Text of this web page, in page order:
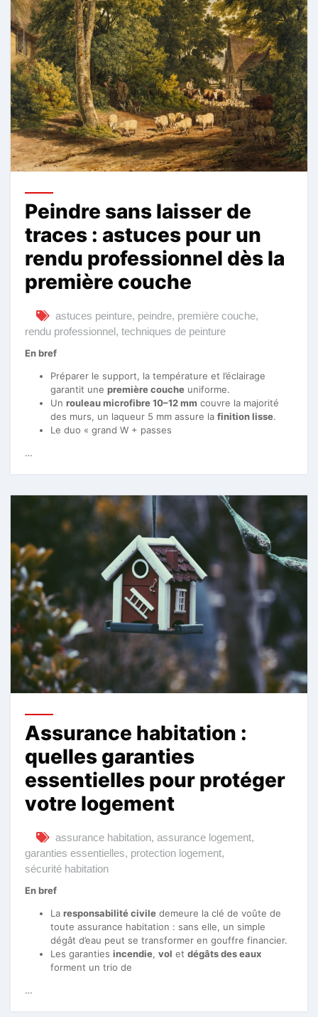
Peindre sans laisser de
traces : astuces pour un
rendu professionnel dès la
première couche
astuces peinture, peindre, première couche,
rendu professionnel, techniques de peinture
En bref
Préparer le support, la température et l’éclairage
garantit une première couche uniforme.
Un rouleau microfibre 10–12 mm couvre la majorité
des murs, un laqueur 5 mm assure la finition lisse.
Le duo « grand W + passes
…
Assurance habitation :
quelles garanties
essentielles pour protéger
votre logement
assurance habitation, assurance logement,
garanties essentielles, protection logement,
sécurité habitation
En bref
La responsabilité civile demeure la clé de voûte de
toute assurance habitation : sans elle, un simple
dégât d’eau peut se transformer en gouffre financier.
Les garanties incendie, vol et dégâts des eaux
forment un trio de
…